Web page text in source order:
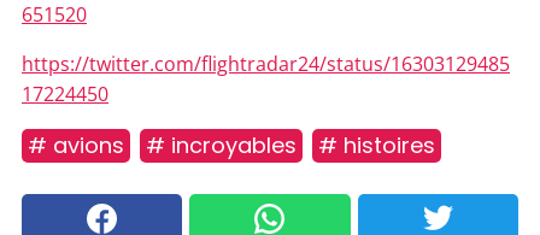
651520
https://twitter.com/flightradar24/status/16303129485
17224450
# avions # incroyables # histoires